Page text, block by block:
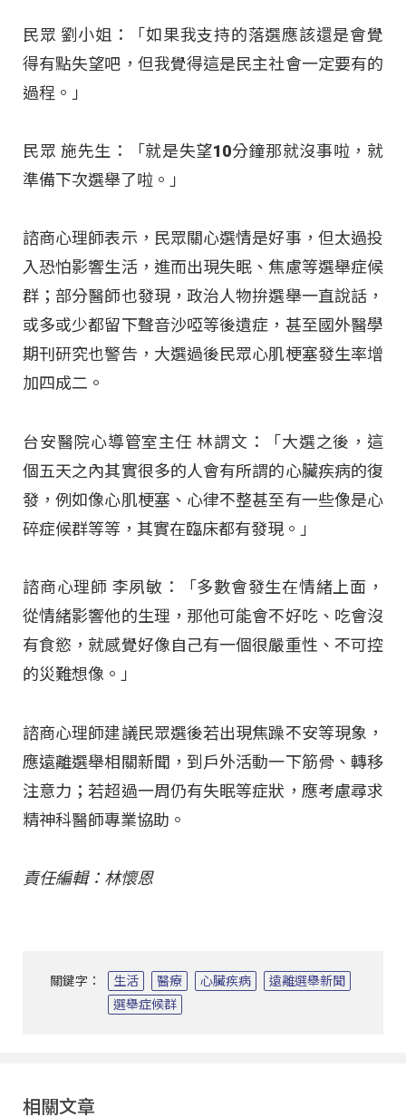
民眾 劉小姐：「如果我支持的落選應該還是會覺
得有點失望吧，但我覺得這是民主社會一定要有的
過程。」
民眾 施先生：「就是失望10分鐘那就沒事啦，就
準備下次選舉了啦。」
諮商心理師表示，民眾關心選情是好事，但太過投
入恐怕影響生活，進而出現失眠、焦慮等選舉症候
群；部分醫師也發現，政治人物拚選舉一直說話，
或多或少都留下聲音沙啞等後遺症，甚至國外醫學
期刊研究也警告，大選過後民眾心肌梗塞發生率增
加四成二。
台安醫院心導管室主任 林謂文：「大選之後，這
個五天之內其實很多的人會有所謂的心臟疾病的復
發，例如像心肌梗塞、心律不整甚至有一些像是心
碎症候群等等，其實在臨床都有發現。」
諮商心理師 李夙敏：「多數會發生在情緒上面，
從情緒影響他的生理，那他可能會不好吃、吃會沒
有食慾，就感覺好像自己有一個很嚴重性、不可控
的災難想像。」
諮商心理師建議民眾選後若出現焦躁不安等現象，
應遠離選舉相關新聞，到戶外活動一下筋骨、轉移
注意力；若超過一周仍有失眠等症狀，應考慮尋求
精神科醫師專業協助。
責任編輯：林懷恩
關鍵字： 生活 醫療 心臟疾病
遠離選舉新聞
選舉症候群
相關文章